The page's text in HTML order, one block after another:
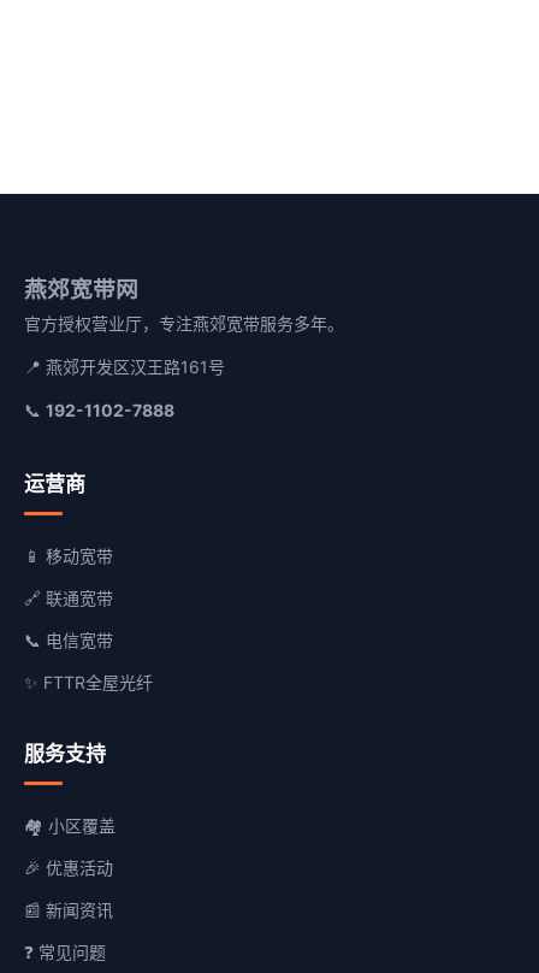
燕郊宽带网
官方授权营业厅，专注燕郊宽带服务多年。
📍 燕郊开发区汉王路161号
📞 192-1102-7888
运营商
📱 移动宽带
🔗 联通宽带
📞 电信宽带
✨ FTTR全屋光纤
服务支持
🏘️ 小区覆盖
🎉 优惠活动
📰 新闻资讯
❓ 常见问题